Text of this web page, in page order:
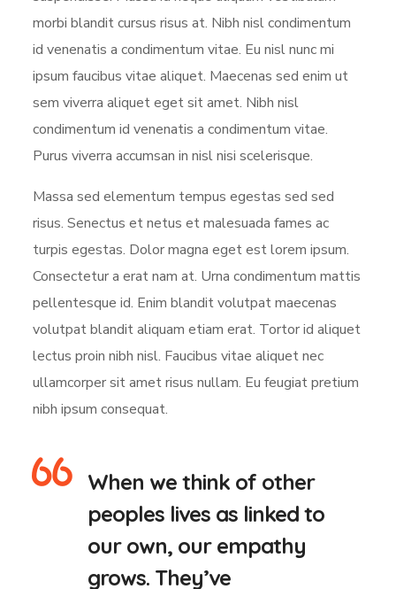
morbi blandit cursus risus at. Nibh nisl condimentum
id venenatis a condimentum vitae. Eu nisl nunc mi
ipsum faucibus vitae aliquet. Maecenas sed enim ut
sem viverra aliquet eget sit amet. Nibh nisl
condimentum id venenatis a condimentum vitae.
Purus viverra accumsan in nisl nisi scelerisque.
Massa sed elementum tempus egestas sed sed
risus. Senectus et netus et malesuada fames ac
turpis egestas. Dolor magna eget est lorem ipsum.
Consectetur a erat nam at. Urna condimentum mattis
pellentesque id. Enim blandit volutpat maecenas
volutpat blandit aliquam etiam erat. Tortor id aliquet
lectus proin nibh nisl. Faucibus vitae aliquet nec
ullamcorper sit amet risus nullam. Eu feugiat pretium
nibh ipsum consequat.
When we think of other
peoples lives as linked to
our own, our empathy
grows. They’ve